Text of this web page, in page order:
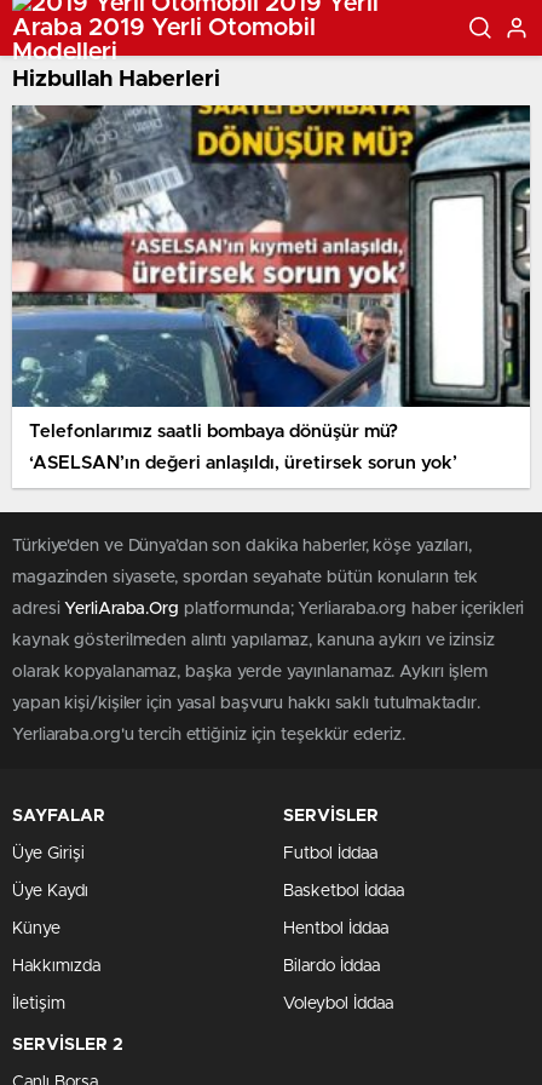
Hizbullah Haberleri
Telefonlarımız saatli bombaya dönüşür mü?
‘ASELSAN’ın değeri anlaşıldı, üretirsek sorun yok’
Türkiye'den ve Dünya’dan son dakika haberler, köşe yazıları,
magazinden siyasete, spordan seyahate bütün konuların tek
adresi YerliAraba.Org platformunda; Yerliaraba.org haber içerikleri
kaynak gösterilmeden alıntı yapılamaz, kanuna aykırı ve izinsiz
olarak kopyalanamaz, başka yerde yayınlanamaz. Aykırı işlem
yapan kişi/kişiler için yasal başvuru hakkı saklı tutulmaktadır.
Yerliaraba.org'u tercih ettiğiniz için teşekkür ederiz.
SAYFALAR
Üye Girişi
Üye Kaydı
Künye
Hakkımızda
İletişim
SERVİSLER
Futbol İddaa
Basketbol İddaa
Hentbol İddaa
Bilardo İddaa
Voleybol İddaa
SERVİSLER 2